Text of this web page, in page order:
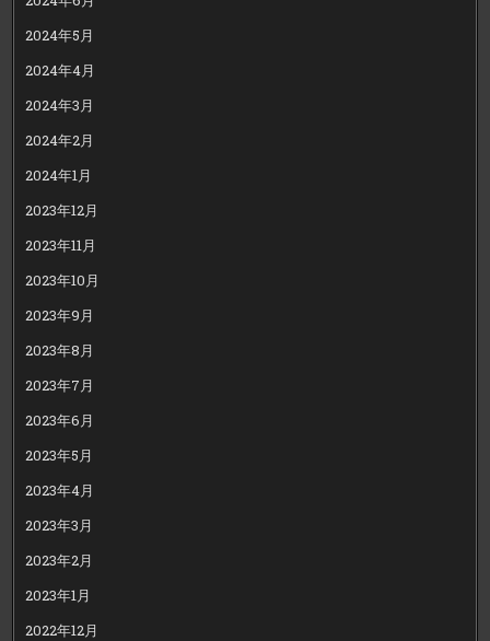
2024年5月
2024年4月
2024年3月
2024年2月
2024年1月
2023年12月
2023年11月
2023年10月
2023年9月
2023年8月
2023年7月
2023年6月
2023年5月
2023年4月
2023年3月
2023年2月
2023年1月
2022年12月